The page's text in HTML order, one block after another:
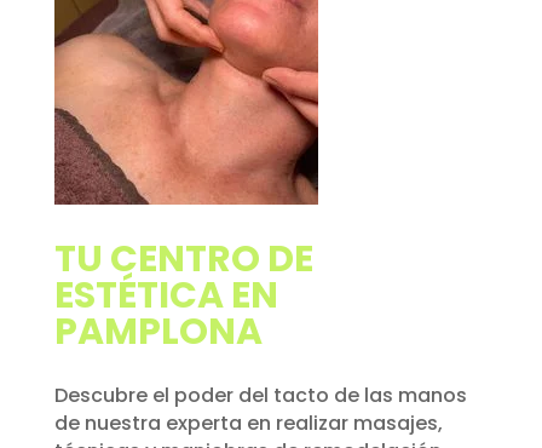
TU CENTRO DE
ESTÉTICA EN
PAMPLONA
Descubre el poder del tacto de las manos
de nuestra experta en realizar masajes,